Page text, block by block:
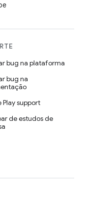
bug na plataforma
bug na
Play support
de estudos de